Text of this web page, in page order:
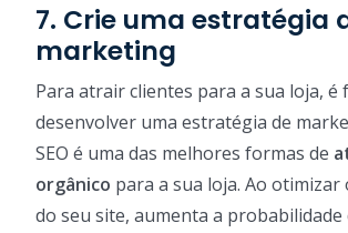
7. Crie uma estratégia
marketing
Para atrair clientes para a sua loja, é
desenvolver uma estratégia de
SEO é uma das melhores formas de
orgânico para a sua loja. Ao otimizar
do seu site, aumenta a probabilidade